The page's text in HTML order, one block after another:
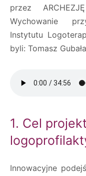
przez
Wychowanie
Instytutu
byli: Tomasz
1. Cel
Innowacyjne